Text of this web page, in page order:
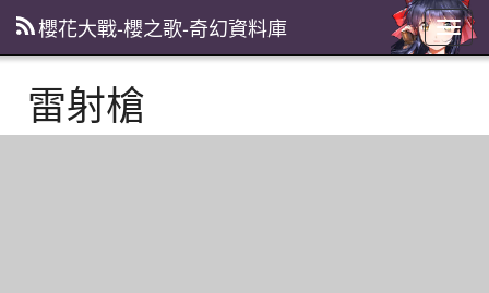
主
選
櫻花大戰-櫻之歌-奇幻資料庫
雷射槍